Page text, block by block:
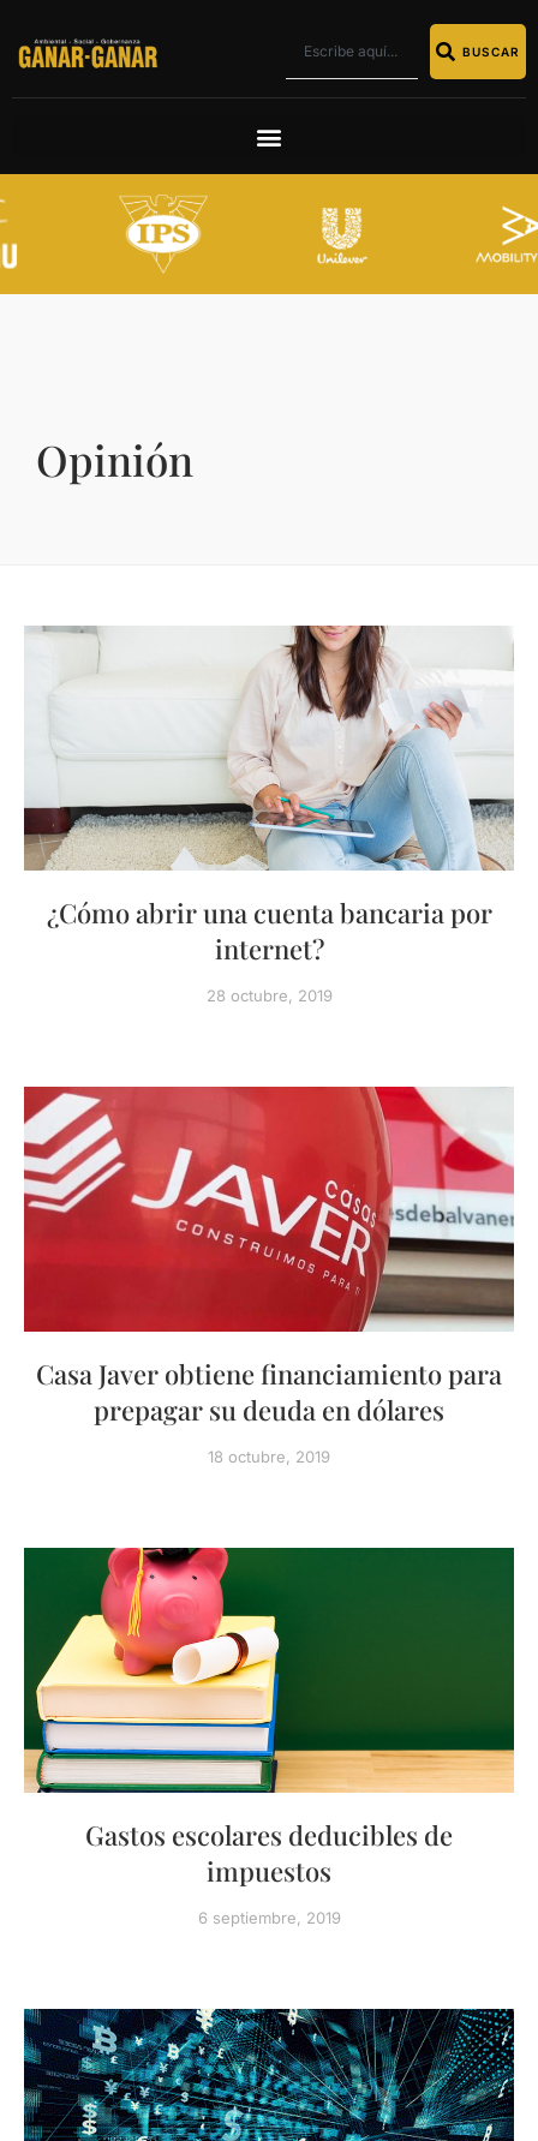
BUSCAR
Opinión
¿Cómo abrir una cuenta bancaria por
internet?
28 octubre, 2019
Casa Javer obtiene financiamiento para
prepagar su deuda en dólares
18 octubre, 2019
Gastos escolares deducibles de
impuestos
6 septiembre, 2019